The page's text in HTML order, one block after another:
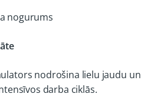
nogurums
nodrošina lielu jaudu un
darba ciklās.